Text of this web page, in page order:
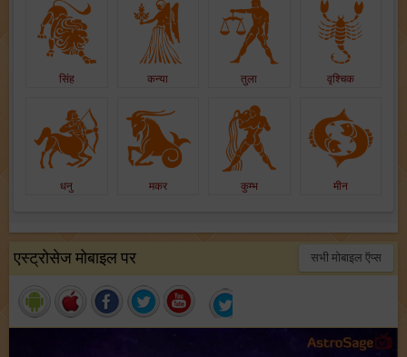
सिंह कन्या तुला वृश्चिक
धनु मकर कुम्भ मीन
एस्ट्रोसेज मोबाइल पर सभी मोबाइल ऍप्स